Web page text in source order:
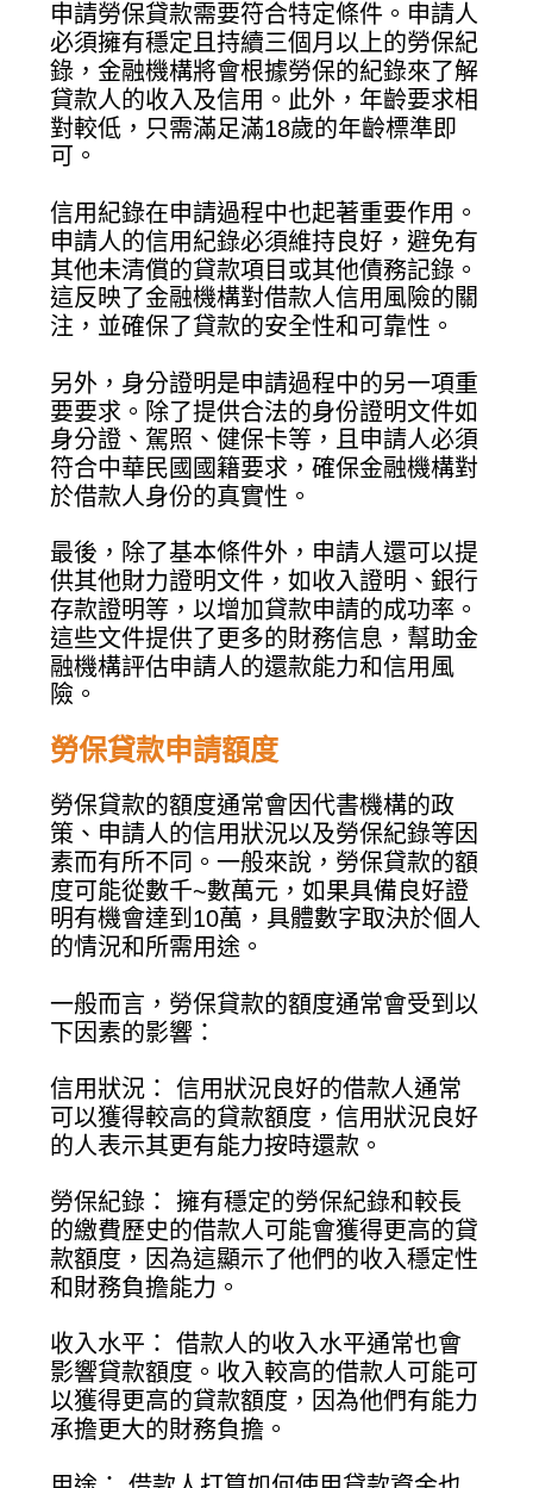
申請勞保貸款需要符合特定條件。申請人
必須擁有穩定且持續三個月以上的勞保紀
錄，金融機構將會根據勞保的紀錄來了解
貸款人的收入及信用。此外，年齡要求相
對較低，只需滿足滿18歲的年齡標準即
可。
信用紀錄在申請過程中也起著重要作用。
申請人的信用紀錄必須維持良好，避免有
其他未清償的貸款項目或其他債務記錄。
這反映了金融機構對借款人信用風險的關
注，並確保了貸款的安全性和可靠性。
另外，身分證明是申請過程中的另一項重
要要求。除了提供合法的身份證明文件如
身分證、駕照、健保卡等，且申請人必須
符合中華民國國籍要求，確保金融機構對
於借款人身份的真實性。
最後，除了基本條件外，申請人還可以提
供其他財力證明文件，如收入證明、銀行
存款證明等，以增加貸款申請的成功率。
這些文件提供了更多的財務信息，幫助金
融機構評估申請人的還款能力和信用風
險。
勞保貸款申請額度
勞保貸款的額度通常會因代書機構的政
策、申請人的信用狀況以及勞保紀錄等因
素而有所不同。一般來說，勞保貸款的額
度可能從數千~數萬元，如果具備良好證
明有機會達到10萬，具體數字取決於個人
的情況和所需用途。
一般而言，勞保貸款的額度通常會受到以
下因素的影響：
信用狀況： 信用狀況良好的借款人通常
可以獲得較高的貸款額度，信用狀況良好
的人表示其更有能力按時還款。
勞保紀錄： 擁有穩定的勞保紀錄和較長
的繳費歷史的借款人可能會獲得更高的貸
款額度，因為這顯示了他們的收入穩定性
和財務負擔能力。
收入水平： 借款人的收入水平通常也會
影響貸款額度。收入較高的借款人可能可
以獲得更高的貸款額度，因為他們有能力
承擔更大的財務負擔。